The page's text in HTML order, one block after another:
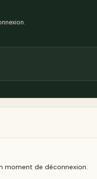
moment de déconnexion.